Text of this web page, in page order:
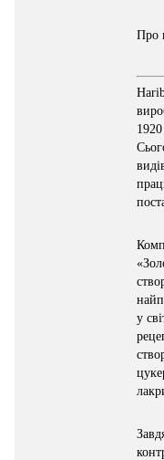
Про
у